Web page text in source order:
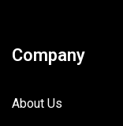
Company
About Us